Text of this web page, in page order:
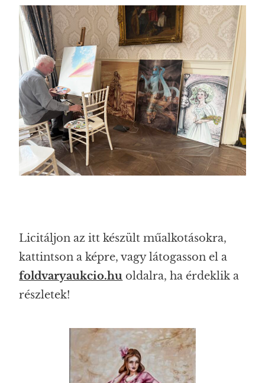
Licitáljon az itt készült műalkotásokra,
kattintson a képre, vagy látogasson el a
foldvaryaukcio.hu oldalra, ha érdeklik a
részletek!